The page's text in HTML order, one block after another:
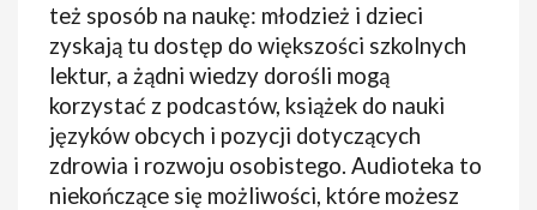
też sposób na naukę: młodzież i dzieci
zyskają tu dostęp do większości szkolnych
lektur, a żądni wiedzy dorośli mogą
korzystać z podcastów, książek do nauki
języków obcych i pozycji dotyczących
zdrowia i rozwoju osobistego. Audioteka to
niekończące się możliwości, które możesz